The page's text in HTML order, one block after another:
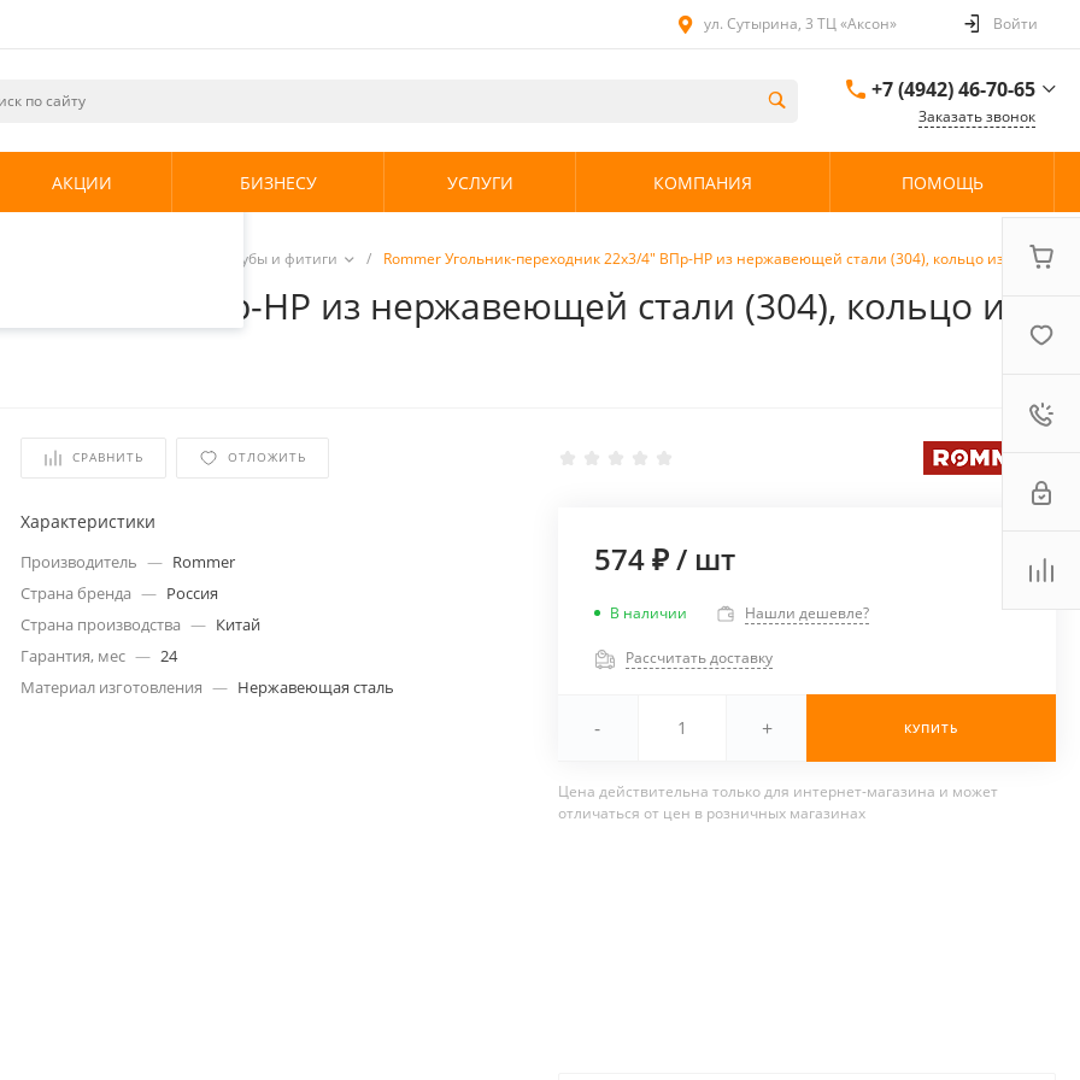
и
использования.
.
ул. Сутырина, 3 ТЦ «Аксон» Войти
+7 (4942) 46-70-65
ул. Сутырина, 3 ТЦ
Заказать звонок
АКЦИИ БИЗНЕСУ УСЛУГИ КОМПАНИЯ ПОМОЩЬ
Нержавеющие трубы и фитиги / Rommer Угольник-переходник 22х3/4" ВПр-НР из нержавеющей стали (304), кольцо из EPDM
22х3/4" ВПр-НР из нержавеющей стали (304), кольцо из
СРАВНИТЬ ОТЛОЖИТЬ
Характеристики
Производитель — Rommer
Страна бренда — Россия
Страна производства — Китай
Гарантия, мес — 24
Материал изготовления — Нержавеющая сталь
574 ₽/ шт
В наличии Нашли дешевле?
Рассчитать доставку
- + КУПИТЬ
Цена действительна только для интернет-магазина и может
отличаться от цен в розничных магазинах